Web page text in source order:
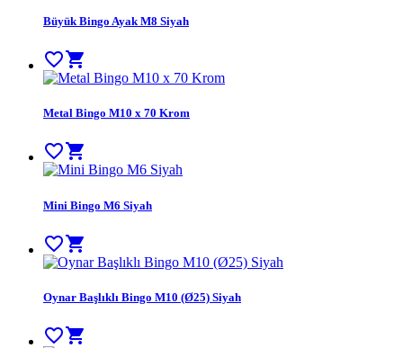
Büyük Bingo Ayak M8 Siyah
favorite_bordershopping_cart
Metal Bingo M10 x 70 Krom
favorite_border shopping_cart
Mini Bingo M6 Siyah
favorite_bordershopping_cart
Oynar Başlıklı Bingo M10 (Ø25) Siyah
favorite_bordershopping_cart